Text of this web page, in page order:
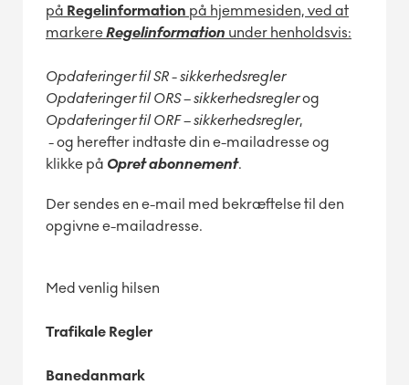
på Regelinformation på hjemmesiden, ved at
markereRegelinformation under henholdsvis:
Opdateringer til SR - sikkerhedsregler
Opdateringer til ORS – sikkerhedsreglerog
Opdateringer til ORF – sikkerhedsregler,
- og herefter indtaste din e-mailadresse og
klikke på Opret abonnement.
Der sendes en e-mail med bekræftelse til den
opgivne e-mailadresse.
Med venlig hilsen
Trafikale Regler
Banedanmark